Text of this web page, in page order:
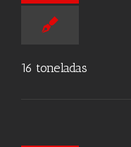
16 toneladas